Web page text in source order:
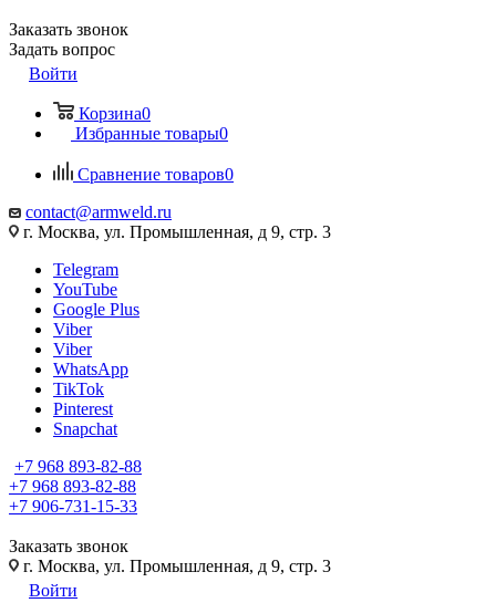
Заказать звонок
Задать вопрос
Войти
Корзина0
Избранные товары0
Сравнение товаров0
contact@armweld.ru
г. Москва, ул. Промышленная, д 9, стр. 3
Telegram
YouTube
Google Plus
Viber
Viber
WhatsApp
TikTok
Pinterest
Snapchat
+7 968 893-82-88
+7 968 893-82-88
+7 906-731-15-33
Заказать звонок
г. Москва, ул. Промышленная, д 9, стр. 3
Войти